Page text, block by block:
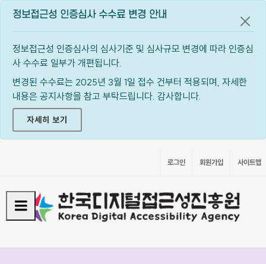
정보접근성 인증심사 수수료 변경 안내
정보접근성 인증심사의 심사기준 및 심사규모 변경에 따라 인증심
사 수수료 일부가 개편됩니다.
변경된 수수료는 2025년 3월 1일 접수 건부터 적용되며, 자세한
내용은 공지사항을 참고 부탁드립니다. 감사합니다.
자세히 보기
공지
로그인 회원가입 사이트맵